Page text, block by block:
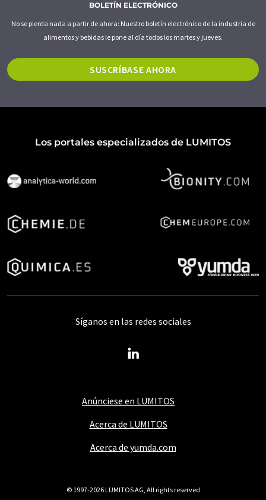
BOLETÍN ELECTRÓNICO
No se pierda nada a partir de ahora: Nuestro boletín electrónico de la industria de
alimentos y bebidas le pone al día todos los martes y jueves.
SUSCRÍBASE AHORA
Los portales especializados de LUMITOS
Anúnciese en LUMITOS
Acerca de LUMITOS
Acerca de yumda.com
Síganos en las redes sociales
© 1997-2026 LUMITOS AG, All rights reserved